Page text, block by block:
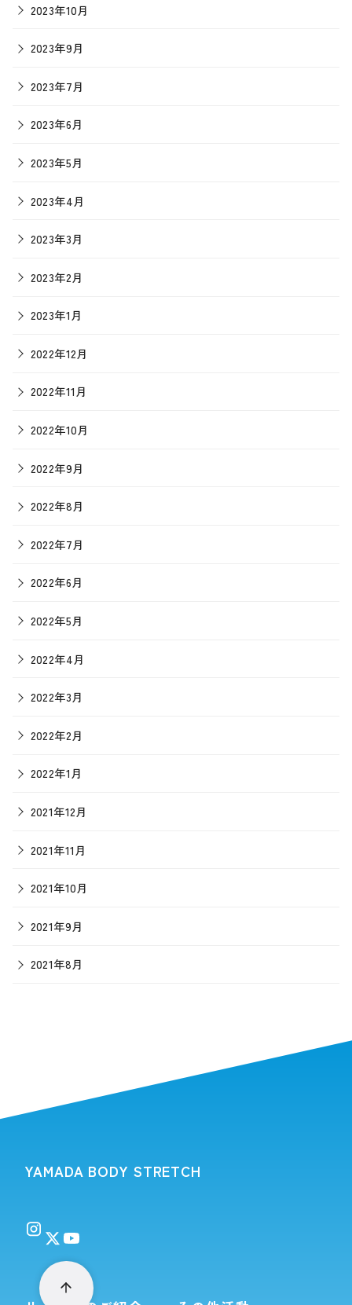
2023年10月
2023年9月
2023年7月
2023年6月
2023年5月
2023年4月
2023年3月
2023年2月
2023年1月
2022年12月
2022年11月
2022年10月
2022年9月
2022年8月
2022年7月
2022年6月
2022年5月
2022年4月
2022年3月
2022年2月
2022年1月
2021年12月
2021年11月
2021年10月
2021年9月
2021年8月
YAMADA BODY STRETCH